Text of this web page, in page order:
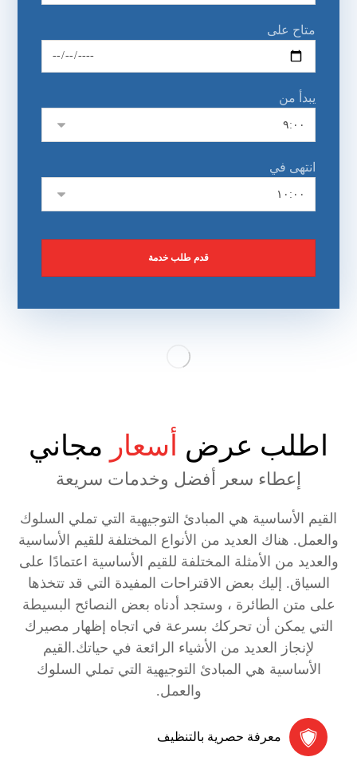
متاح على
يبدأ من
انتهى في
اطلب عرض أسعار مجاني
إعطاء سعر أفضل وخدمات سريعة
القيم الأساسية هي المبادئ التوجيهية التي تملي السلوك
والعمل. هناك العديد من الأنواع المختلفة للقيم الأساسية
والعديد من الأمثلة المختلفة للقيم الأساسية اعتمادًا على
السياق. إليك بعض الاقتراحات المفيدة التي قد تتخذها
على متن الطائرة ، وستجد أدناه بعض النصائح البسيطة
التي يمكن أن تحركك بسرعة في اتجاه إظهار مصيرك
لإنجاز العديد من الأشياء الرائعة في حياتك.القيم
الأساسية هي المبادئ التوجيهية التي تملي السلوك
والعمل.
معرفة حصرية بالتنظيف